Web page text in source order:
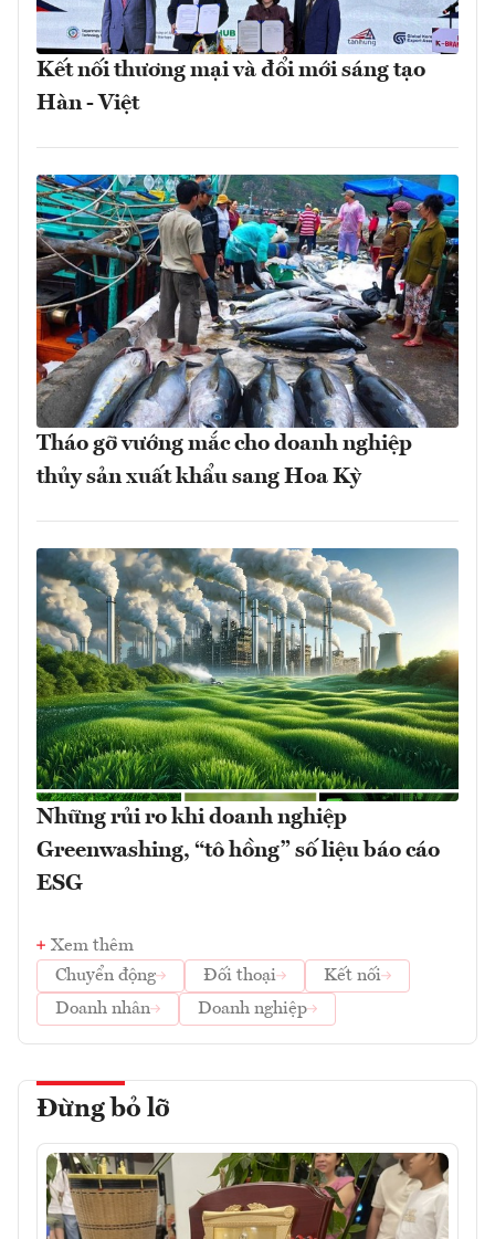
Kết nối thương mại và đổi mới sáng tạo
Hàn - Việt
Tháo gỡ vướng mắc cho doanh nghiệp
thủy sản xuất khẩu sang Hoa Kỳ
Những rủi ro khi doanh nghiệp
Greenwashing, “tô hồng” số liệu báo cáo
ESG
Xem thêm
Chuyển động
Đối thoại
Kết nối
Doanh nhân
Doanh nghiệp
Đừng bỏ lỡ